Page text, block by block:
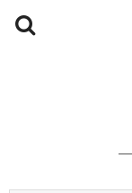
捷運： 中和線